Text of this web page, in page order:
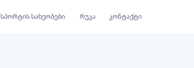
სპორტის სახეობები რუკა კონტაქტი